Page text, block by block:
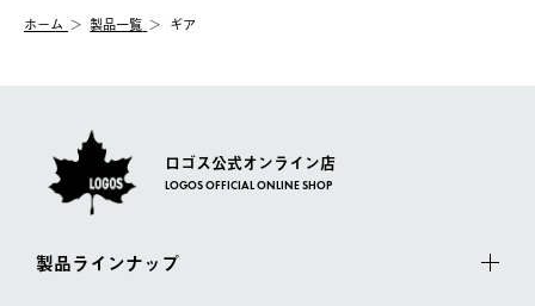
【配送業者】
佐川急便にて配送されます。
一度お手元の商品を返品いただき、ご希望商品を再注文してくだ
ホーム 製品一覧 ギア
ロゴス公式オンライン店
LOGOS OFFICIAL ONLINE SHOP
製品ラインナップ